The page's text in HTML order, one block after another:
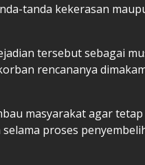
tanda kekerasan
tersebut sebagai
rencananya
masyarakat agar
proses